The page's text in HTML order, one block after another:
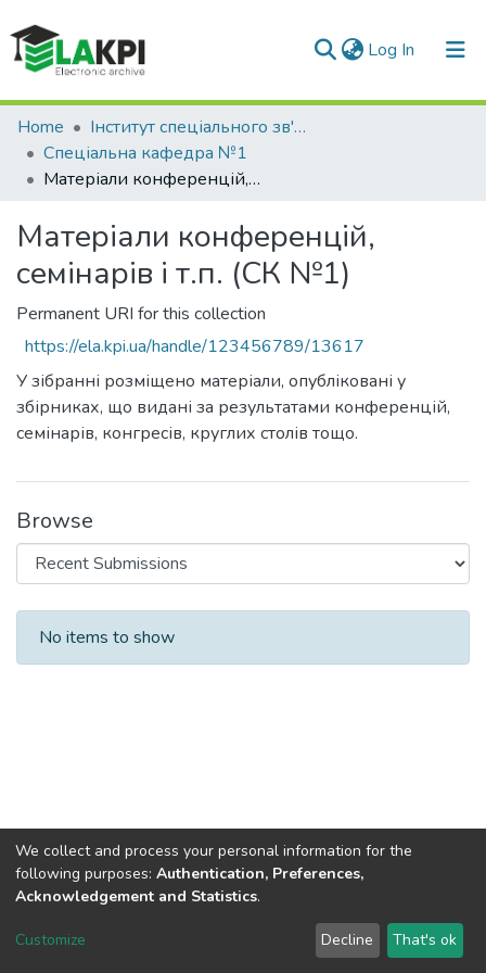
Log In (current)
Communities & Collections
All of DSpace
Home
Інститут спеціального зв'язку та захисту інформації (ІСЗЗІ)
Спеціальна кафедра №1
Матеріали конференцій, семінарів і т.п. (СК №1)
Матеріали конференцій,
семінарів і т.п. (СК №1)
Permanent URI for this collection
https://ela.kpi.ua/handle/123456789/13617
У зібранні розміщено матеріали, опубліковані у
збірниках, що видані за результатами конференцій,
семінарів, конгресів, круглих столів тощо.
Browse
Recent Submissions
No items to show
DSpace software copyright © 2002-2026 LYRASIS
Send Feedback
We collect and process your personal information for the
following purposes: Authentication, Preferences,
Acknowledgement and Statistics.
Customize Decline That's ok